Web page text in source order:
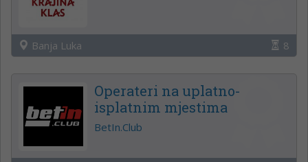
Banja Luka 8
Operateri na uplatno-
isplatnim mjestima
BetIn.Club